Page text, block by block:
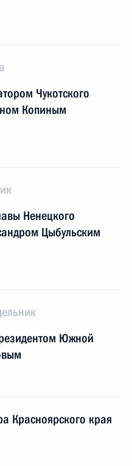
Чукотского
Копиным
Ненецкого
Цыбульским
Южной
Красноярского края